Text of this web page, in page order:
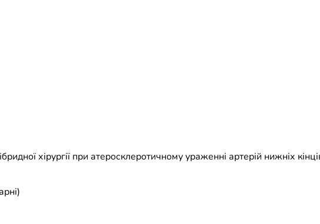
хірургії при атеросклеротичному ураженні артерій нижніх